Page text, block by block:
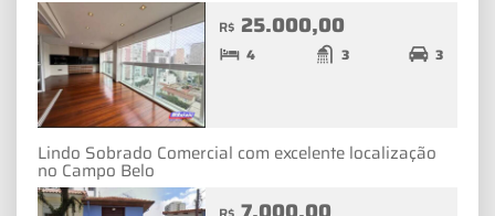
R$ 25.000,00
4 3 3
Lindo Sobrado Comercial com excelente localização
no Campo Belo